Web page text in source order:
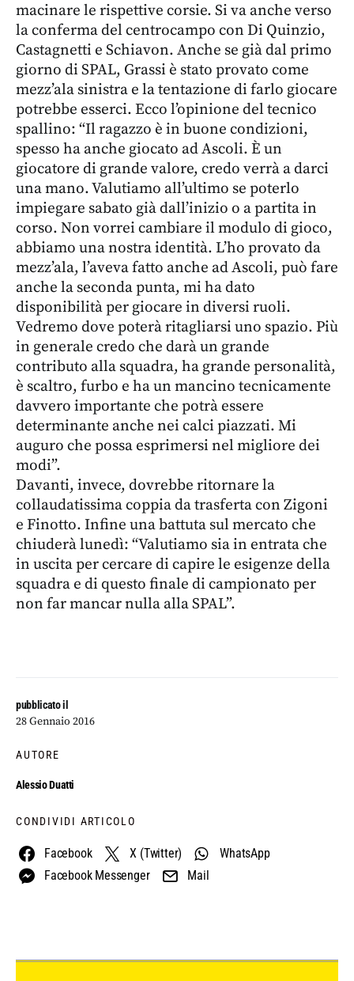
pubblicato il
28 Gennaio 2016
AUTORE
Alessio Duatti
CONDIVIDI ARTICOLO
Facebook X (Twitter)
WhatsApp
Facebook Messenger
Mail
macinare le rispettive corsie. Si va anche verso
la conferma del centrocampo con Di Quinzio,
Castagnetti e Schiavon. Anche se già dal primo
giorno di SPAL, Grassi è stato provato come
mezz’ala sinistra e la tentazione di farlo giocare
potrebbe esserci. Ecco l’opinione del tecnico
spallino: “Il ragazzo è in buone condizioni,
spesso ha anche giocato ad Ascoli. È un
giocatore di grande valore, credo verrà a darci
una mano. Valutiamo all’ultimo se poterlo
impiegare sabato già dall’inizio o a partita in
corso. Non vorrei cambiare il modulo di gioco,
abbiamo una nostra identità. L’ho provato da
mezz’ala, l’aveva fatto anche ad Ascoli, può fare
anche la seconda punta, mi ha dato
disponibilità per giocare in diversi ruoli.
Vedremo dove poterà ritagliarsi uno spazio. Più
in generale credo che darà un grande
contributo alla squadra, ha grande personalità,
è scaltro, furbo e ha un mancino tecnicamente
davvero importante che potrà essere
determinante anche nei calci piazzati. Mi
auguro che possa esprimersi nel migliore dei
modi”.
Davanti, invece, dovrebbe ritornare la
collaudatissima coppia da trasferta con Zigoni
e Finotto. Infine una battuta sul mercato che
chiuderà lunedì: “Valutiamo sia in entrata che
in uscita per cercare di capire le esigenze della
squadra e di questo finale di campionato per
non far mancar nulla alla SPAL”.